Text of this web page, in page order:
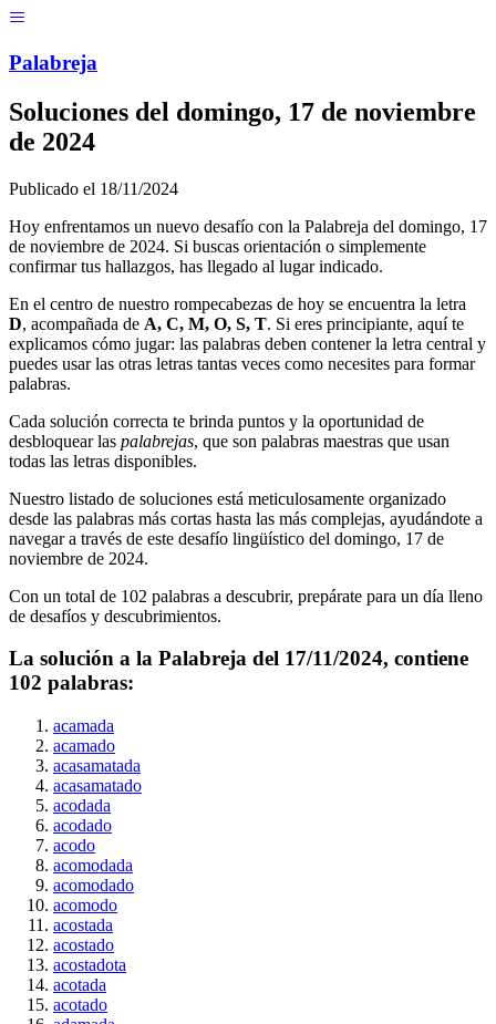
Palabreja
Soluciones del domingo, 17 de noviembre
de 2024
Publicado el 18/11/2024
Hoy enfrentamos un nuevo desafío con la Palabreja del domingo, 17
de noviembre de 2024. Si buscas orientación o simplemente
confirmar tus hallazgos, has llegado al lugar indicado.
En el centro de nuestro rompecabezas de hoy se encuentra la letra
D, acompañada de A, C, M, O, S, T. Si eres principiante, aquí te
explicamos cómo jugar: las palabras deben contener la letra central y
puedes usar las otras letras tantas veces como necesites para formar
palabras.
Cada solución correcta te brinda puntos y la oportunidad de
desbloquear las palabrejas, que son palabras maestras que usan
todas las letras disponibles.
Nuestro listado de soluciones está meticulosamente organizado
desde las palabras más cortas hasta las más complejas, ayudándote a
navegar a través de este desafío lingüístico del domingo, 17 de
noviembre de 2024.
Con un total de 102 palabras a descubrir, prepárate para un día lleno
de desafíos y descubrimientos.
La solución a la Palabreja del 17/11/2024, contiene
102 palabras:
acamada
acamado
acasamatada
acasamatado
acodada
acodado
acodo
acomodada
acomodado
acomodo
acostada
acostado
acostadota
acotada
acotado